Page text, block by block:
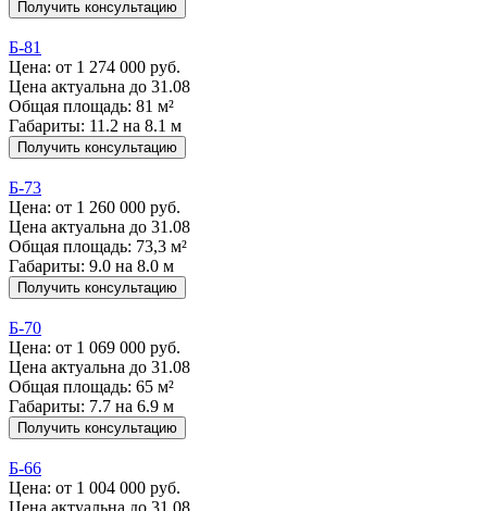
Получить консультацию
Б-81
Цена: от 1 274 000 руб.
Цена актуальна до 31.08
Общая площадь: 81 м²
Габариты: 11.2 на 8.1 м
Получить консультацию
Б-73
Цена: от 1 260 000 руб.
Цена актуальна до 31.08
Общая площадь: 73,3 м²
Габариты: 9.0 на 8.0 м
Получить консультацию
Б-70
Цена: от 1 069 000 руб.
Цена актуальна до 31.08
Общая площадь: 65 м²
Габариты: 7.7 на 6.9 м
Получить консультацию
Б-66
Цена: от 1 004 000 руб.
Цена актуальна до 31.08